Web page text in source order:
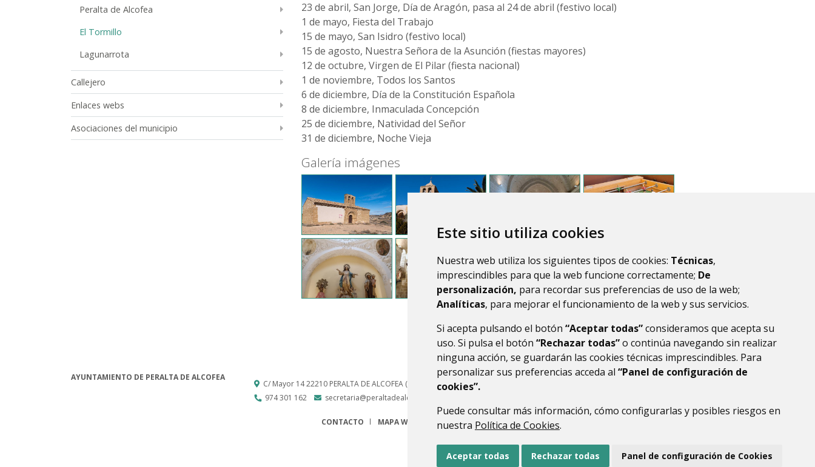
Este sitio utiliza cookies
Nuestra web utiliza los siguientes tipos de cookies: Técnicas,
imprescindibles para que la web funcione correctamente; De
personalización, para recordar sus preferencias de uso de la web;
Analíticas, para mejorar el funcionamiento de la web y sus servicios.
Si acepta pulsando el botón “Aceptar todas”consideramos que acepta su
uso. Si pulsa el botón “Rechazar todas”o continúa navegando sin realizar
ninguna acción, se guardarán las cookies técnicas imprescindibles. Para
personalizar sus preferencias acceda al “Panel de configuración de
cookies”.
Puede consultar más información, cómo configurarlas y posibles riesgos en
nuestra Política de Cookies.
Aceptar todas Rechazar todas Panel de configuración de Cookies
Peralta de Alcofea
El Tormillo
Lagunarrota
Callejero
Enlaces webs
Asociaciones del municipio
23 de abril, San Jorge, Día de Aragón, pasa al 24 de abril (festivo local)
1 de mayo, Fiesta del Trabajo
15 de mayo, San Isidro (festivo local)
15 de agosto, Nuestra Señora de la Asunción (fiestas mayores)
12 de octubre, Virgen de El Pilar (fiesta nacional)
1 de noviembre, Todos los Santos
6 de diciembre, Día de la Constitución Española
8 de diciembre, Inmaculada Concepción
25 de diciembre, Natividad del Señor
31 de diciembre, Noche Vieja
Galería imágenes
AYUNTAMIENTO DE PERALTA DE ALCOFEA
C/ Mayor 1422210 PERALTA DE ALCOFEA (HUESCA) - ARAGÓN
974 301 162
secretaria@peraltadealcofea.es
CONTACTO MAPA WEB AVISO LEGAL PROTECCIÓN DE DATOS